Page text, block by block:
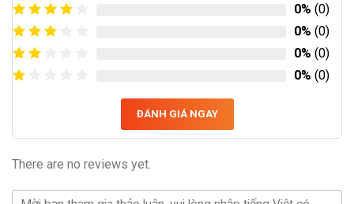
0% (0)
0% (0)
0% (0)
0% (0)
ĐÁNH GIÁ NGAY
There are no reviews yet.